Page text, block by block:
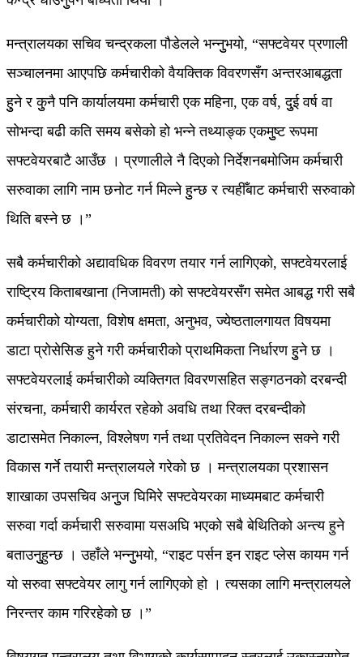
मन्त्रालयका सचिव चन्द्रकला पौडेलले भन्नुुभयो, “सफ्टवेयर प्रणाली
सञ्चालनमा आएपछि कर्मचारीको वैयक्तिक विवरणसँग अन्तरआबद्धता
हुुने र कुुनै पनि कार्यालयमा कर्मचारी एक महिना, एक वर्ष, दुुई वर्ष वा
सोभन्दा बढी कति समय बसेको हो भन्ने तथ्याङ्क एकमुुष्ट रूपमा
सफ्टवेयरबाटै आउँछ । प्रणालीले नै दिएको निर्देशनबमोजिम कर्मचारी
सरुवाका लागि नाम छनोट गर्न मिल्ने हुुन्छ र त्यहीँबाट कर्मचारी सरुवाको
थिति बस्ने छ ।”
सबै कर्मचारीको अद्यावधिक विवरण तयार गर्न लागिएको, सफ्टवेयरलाई
राष्ट्रिय किताबखाना (निजामती) को सफ्टवेयरसँग समेत आबद्ध गरी सबै
कर्मचारीको योग्यता, विशेष क्षमता, अनुभव, ज्येष्ठतालगायत विषयमा
डाटा प्रोसेसिङ हुने गरी कर्मचारीको प्राथमिकता निर्धारण हुुने छ ।
सफ्टवेयरलाई कर्मचारीको व्यक्तिगत विवरणसहित सङ्गठनको दरबन्दी
संरचना, कर्मचारी कार्यरत रहेको अवधि तथा रिक्त दरबन्दीको
डाटासमेत निकाल्न, विश्लेषण गर्न तथा प्रतिवेदन निकाल्न सक्ने गरी
विकास गर्ने तयारी मन्त्रालयले गरेको छ । मन्त्रालयका प्रशासन
शाखाका उपसचिव अनुुज घिमिरे सफ्टवेयरका माध्यमबाट कर्मचारी
सरुवा गर्दा कर्मचारी सरुवामा यसअघि भएको सबै बेथितिको अन्त्य हुने
बताउनुुहुन्छ । उहाँले भन्नुुभयो, “राइट पर्सन इन राइट प्लेस कायम गर्न
यो सरुवा सफ्टवेयर लागु गर्न लागिएको हो । त्यसका लागि मन्त्रालयले
निरन्तर काम गरिरहेको छ ।”